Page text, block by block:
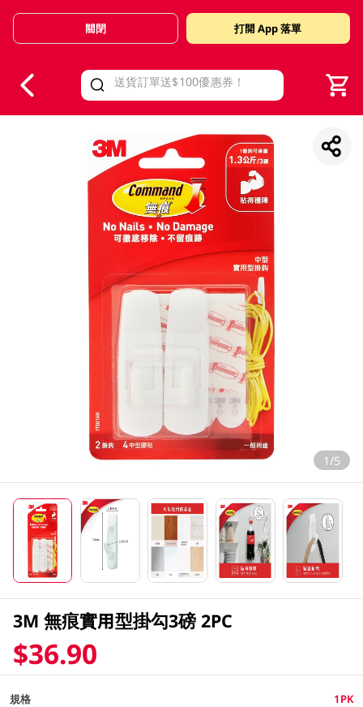
Valid Until 30 June 2026
關閉 打開 App 落單
1/5
3M 無痕實用型掛勾3磅 2PC
$36.90
規格 1PK